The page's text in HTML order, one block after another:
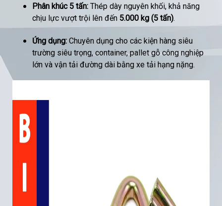
Phân khúc 5 tấn: Thép dày nguyên khối, khả năng
chịu lực vượt trội lên đến 5.000 kg (5 tấn).
Ứng dụng: Chuyên dụng cho các kiện hàng siêu
trường siêu trọng, container, pallet gỗ công nghiệp
lớn và vận tải đường dài bằng xe tải hạng nặng.